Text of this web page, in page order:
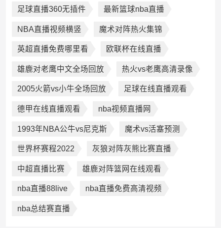
足球直播360无插件 最新篮球nba直播
NBA直播视频横竖 魔术对阵热火集锦
英超直播免费哪里看 欧联杯在线直播
雄鹿对老鹰中文全场回放 热火vs老鹰高清录像
2005火箭vs小牛全场回放 足球在线直播观看
德甲在线直播观看 nba视频直播网
1993年NBA公牛vs尼克斯 魔术vs活塞预测
世界杯赛程2022 灰狼对阵灰熊比赛直播
中超直播比赛 雄鹿对阵篮网在线观看
nba直播88live nba直播免费高清视频
nba总结赛直播